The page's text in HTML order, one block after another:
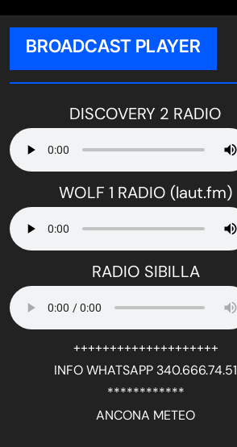
BROADCAST PLAYER
DISCOVERY 2 RADIO
WOLF 1 RADIO (laut.fm)
RADIO SIBILLA
++++++++++++++++++++
INFO WHATSAPP 340.666.74.51
************
ANCONA METEO